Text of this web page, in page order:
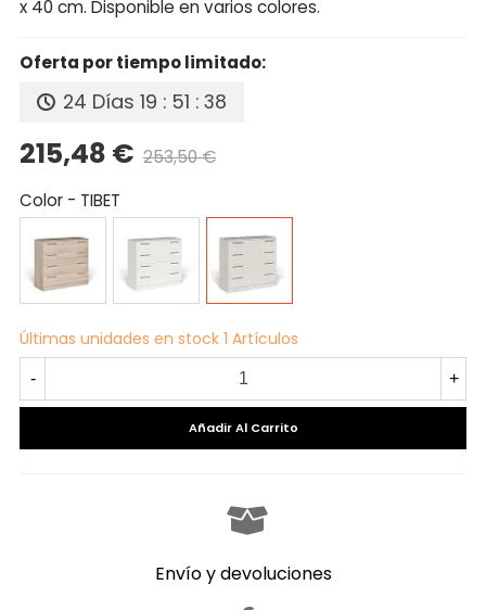
x 40 cm. Disponible en varios colores.
Oferta por tiempo limitado:
24 Días 19 : 51 : 37
215,48 € 253,50 €
Color - TIBET
Últimas unidades en stock 1 Artículos
- +
Añadir Al Carrito
Envío y devoluciones